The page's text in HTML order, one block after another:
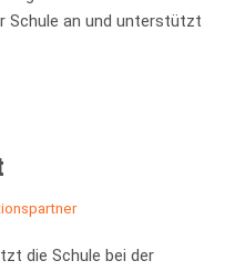
Schule an und unterstützt
die Schule bei der